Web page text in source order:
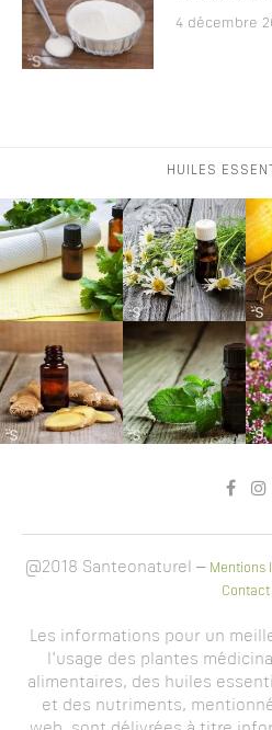
4 décembre
HUILES
@2018 Santeonaturel – Mentions
Contact
Les informations pour un
l'usage des plantes
alimentaires, des huiles
et des nutriments,